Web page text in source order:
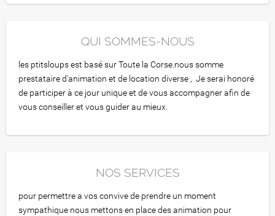
QUI SOMMES-NOUS
les ptitsloups est basé sur Toute la Corse.nous somme
prestataire d'animation et de location diverse , Je serai honoré
de participer à ce jour unique et de vous accompagner afin de
vous conseiller et vous guider au mieux.
NOS SERVICES
pour permettre a vos convive de prendre un moment
sympathique nous mettons en place des animation pour